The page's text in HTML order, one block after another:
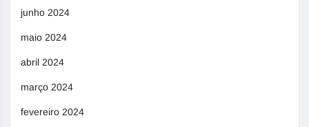
junho 2024
maio 2024
abril 2024
março 2024
fevereiro 2024